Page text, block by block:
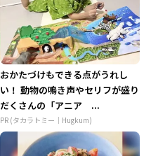
おかたづけもできる点がうれし
い！ 動物の鳴き声やセリフが盛り
だくさんの「アニア ...
PR (タカラトミー｜Hugkum)